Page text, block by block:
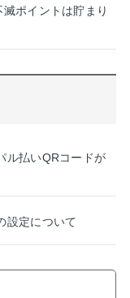
ポイントは貯まり
ル払いQRコードが
設定について